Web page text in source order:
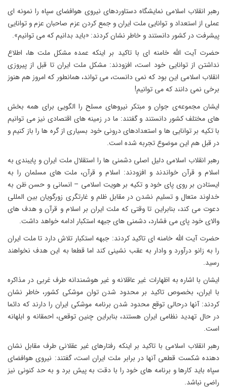
رهبر انقلاب اسلامی نمایشگاه دستاوردهای نیروی هوافضای سپاه را نمونه ای
عملی از استعداد و توانایی ملت ایران و جمع کردن عزم صاحبان عزم و توانایی
پیشرفت در کشور دانستند و خاطر نشان کردند: «باید بدانیم که می توانیم».
حضرت آیت الله خامنه ای با تاکید بر اینکه عمده مشکل ملت ها، اطلاع
نداشتن از توانایی خود است، افزودند: مشکل ملت ایران تا قبل از پیروزی
انقلاب اسلامی این بود که نمی دانست، می تواند، همانطور که امروز هم هنوز
برخی نمی دانند که می توانیم!
ایشان مجموعه‌ی جوان و مبتکر نیروهای مسلح را الگویی برای همه بخش
های مختلف کشور دانستند و گفتند: ما در زمینه های اقتصادی نیز می توانیم
با تکیه بر توانایی ها و استعدادهای درونی خود بسیاری از گره ها را باز کنیم و
در قبل هم این موضوع تجربه شده است.
رهبر انقلاب اسلامی دلیل اصلی دشمنی ها را استقلال ملت ایران و پایبندی به
اسلام و قرآن خواندند و افزودند: اسلام و قرآن، ملت های مسلمان را به
ایستادن بر روی پای خود و تکیه بر هویت اسلامی – انسانی و حسن ظن به
خداوند متعال و تسلیم نشدن در مقابل ظلم و غارتگری زورگویان بین المللی
دعوت می کند، بنابراین تا وقتی که ملت ایران بر اسلام و قرآن و هدف های
والای خود پای می فشارد، دشمنی های جبهه استکبار ادامه خواهد داشت.
حضرت آیت الله خامنه ای تاکید کردند: جبهه استکبار تلاش دارد تا ملت ایران
را به زانو درآورد و وادار به عقب نشینی کند اما قطعا به این هدف نخواهند
رسید.
ایشان با اشاره به اظهارات غیر عاقلانه و غیر هوشمندانه طرف غربی در مذاکره
با ایران، بخصوص تاکید بر محدود شدن توان موشکی کشور، خاطر نشان
کردند: آنها درحالی توقع محدود شدن برنامه موشکی ایران را دارند که دائما
در حال تهدید نظامی ایران هستند، بنابراین چنین توقعی، احمقانه و ابلهانه
است.
رهبر انقلاب اسلامی با تاکید بر اینکه رفتارهای غیر عقلانی طرف مقابل نشان
دهنده شکست قطعی آنها در برابر ملت ایران است، گفتند: نیروی هوافضای
سپاه باید کارها و برنامه های خود را با دقت به پیش برد و به حد کنونی نیز
راضی نباشد.